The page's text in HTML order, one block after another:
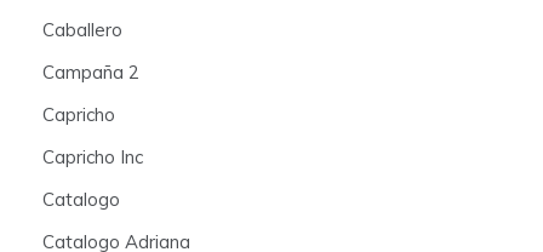
Caballero
Campaña 2
Capricho
Capricho Inc
Catalogo
Catalogo Adriana